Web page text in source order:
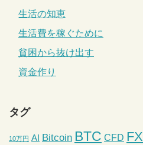
生活の知恵
生活費を稼ぐために
貧困から抜け出す
資金作り
タグ
10万円 AI Bitcoin BTC CFD FX